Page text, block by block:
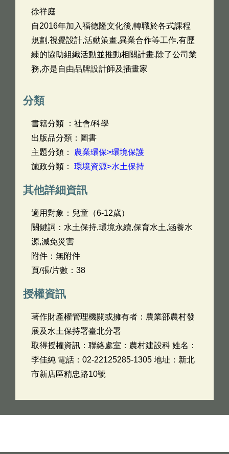
徐祥庭
自2016年加入福德隆文化後,轉職於各式課程
規劃,視覺設計,活動策畫,異業合作等工作,有歷
練的協助組織活動並推動相關計畫,除了公司業
務,亦是自由品牌設計師及插畫家
分類
書籍分類 ：社會/科學
出版品分類：圖書
主題分類： 農業環保>環境保護
施政分類： 環境資源>水土保持
其他詳細資訊
適用對象：兒童（6-12歲）
關鍵詞：水土保持,環境永續,保育水土,涵養水
源,減免災害
附件：無附件
頁/張/片數：38
授權資訊
著作財產權管理機關或擁有者：農業部農村發
展及水土保持署臺北分署
取得授權資訊：聯絡處室：農村建設科 姓名：
李佳純 電話：02-22125285-1305 地址：新北
市新店區精忠路10號